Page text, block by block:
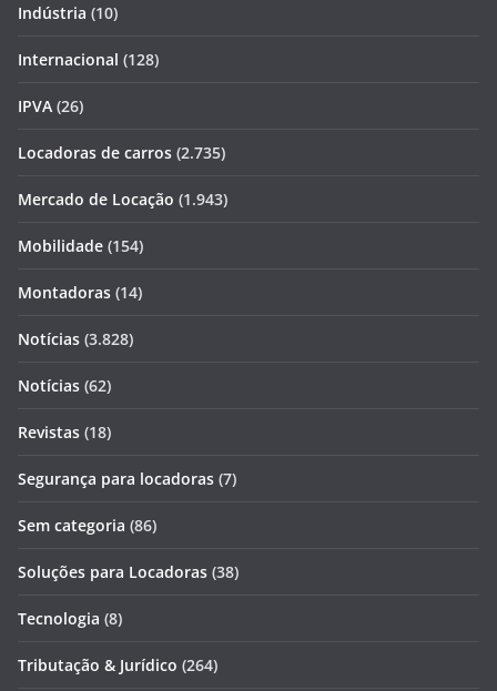
Indústria (10)
Internacional (128)
IPVA (26)
Locadoras de carros (2.735)
Mercado de Locação (1.943)
Mobilidade (154)
Montadoras (14)
Notícias (3.828)
Notícias (62)
Revistas (18)
Segurança para locadoras (7)
Sem categoria (86)
Soluções para Locadoras (38)
Tecnologia (8)
Tributação & Jurídico (264)